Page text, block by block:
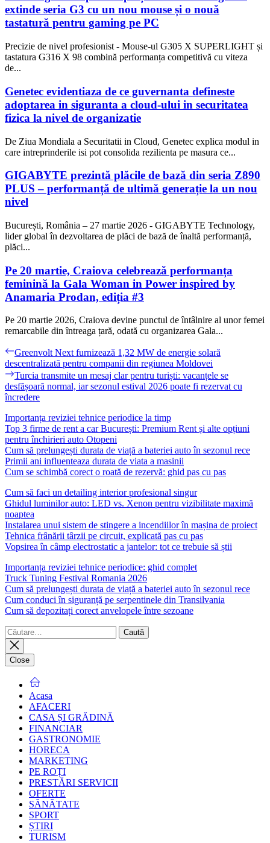
extinde seria G3 cu un nou mouse și o nouă
tastatură pentru gaming pe PC
Precizie de nivel profesionist - Mouse-ul G305 X SUPERLIGHT și
tastatura G316 X 98 combină performanța competitivă cu viteza
de...
Genetec evidentiaza de ce guvernanta defineste
adoptarea in siguranta a cloud-ului in securitatea
fizica la nivel de organizatie
De Ziua Mondiala a Securitatii in Cloud, Genetec explica modul in
care intreprinderile isi pot consolida rezilienta pe masura ce...
GIGABYTE prezintă plăcile de bază din seria Z890
PLUS – performanță de ultimă generație la un nou
nivel
București, România – 27 martie 2026 - GIGABYTE Technology,
lider global în dezvoltarea de plăci de bază de înaltă performanță,
plăci...
Pe 20 martie, Craiova celebrează performanța
feminină la Gala Woman in Power inspired by
Anamaria Prodan, ediția #3
Pe 20 martie 2026, Craiova devine punctul de întâlnire al unor femei
remarcabile din întreaga țară, odată cu organizarea Gala...
Navigare
în
articole
Previous
post:
Greenvolt Next furnizează 1,32 MW de energie solară
descentralizată pentru companii din regiunea Moldovei
Next
post:
Turcia transmite un mesaj clar pentru turiști: vacanțele se
desfășoară normal, iar sezonul estival 2026 poate fi rezervat cu
încredere
Importanța reviziei tehnice periodice la timp
Top 3 firme de rent a car București: Premium Rent și alte opțiuni
pentru închirieri auto Otopeni
Cum să prelungești durata de viață a bateriei auto în sezonul rece
Primii ani influenteaza durata de viata a masinii
Cum se schimbă corect o roată de rezervă: ghid pas cu pas
Cum să faci un detailing interior profesional singur
Ghidul luminilor auto: LED vs. Xenon pentru vizibilitate maximă
noaptea
Instalarea unui sistem de stingere a incendiilor în mașina de proiect
Tehnica frânării târzii pe circuit, explicată pas cu pas
Vopsirea în câmp electrostatic a jantelor: tot ce trebuie să știi
Importanța reviziei tehnice periodice: ghid complet
Truck Tuning Festival Romania 2026
Cum să prelungești durata de viață a bateriei auto în sezonul rece
Cum conduci în siguranță pe serpentinele din Transilvania
Cum să depozitați corect anvelopele între sezoane
Caută
după:
Close
Acasa
AFACERI
CASA ȘI GRĂDINĂ
FINANCIAR
GASTRONOMIE
HORECA
MARKETING
PE ROȚI
PRESTĂRI SERVICII
OFERTE
SĂNĂTATE
SPORT
ȘTIRI
TURISM